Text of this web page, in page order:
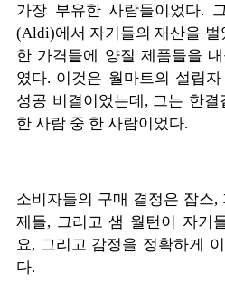
가장 부유한 사람들이었다.
(Aldi)에서 자기들의 재산을 벌
한 가격들에 양질 제품들을
였다. 이것은 월마트의 설립
성공 비결이었는데 , 그는 한결
한 사람 중 한 사람이었다.
소비자들의 구매 결정은 잡스,
제들, 그리고 샘 월턴이 자기
요, 그리고 감정을 정확하게
다.